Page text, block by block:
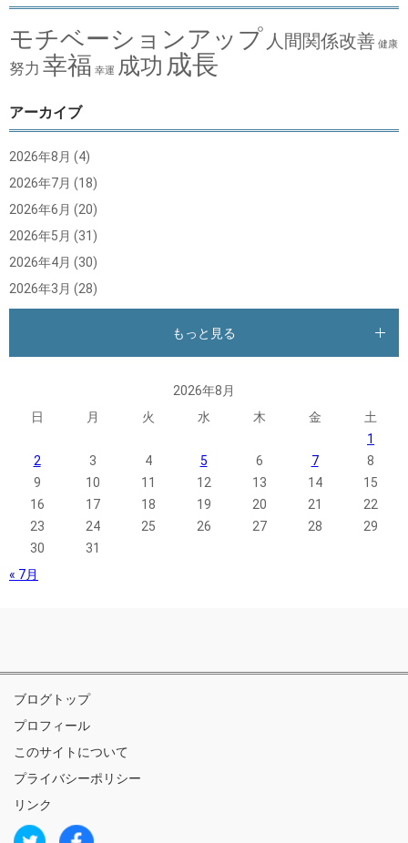
モチベーションアップ 人間関係改善 健康
努力 幸福 幸運 成功 成長
アーカイブ
2026年8月 (4)
2026年7月 (18)
2026年6月 (20)
2026年5月 (31)
2026年4月 (30)
2026年3月 (28)
もっと見る
2026年8月
日
月 火 水 木 金
土
1
2
3 4 5 6 7
8
9
10 11 12 13 14
15
16
17 18 19 20 21
22
23
24 25 26 27 28
29
30
31
« 7月
ブログトップ
プロフィール
このサイトについて
プライバシーポリシー
リンク